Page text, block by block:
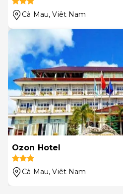
Cà Mau, Viêt Nam
Ozon Hotel
Cà Mau, Viêt Nam